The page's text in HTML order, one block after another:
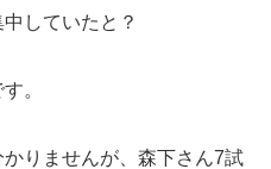
していたと？
。
りませんが、森下さん7試